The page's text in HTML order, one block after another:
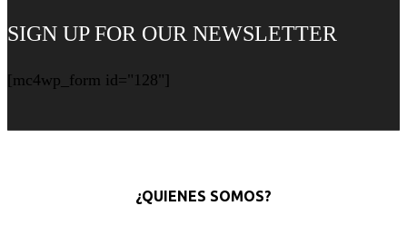
SIGN UP FOR OUR NEWSLETTER
[mc4wp_form id="128"]
¿QUIENES SOMOS?